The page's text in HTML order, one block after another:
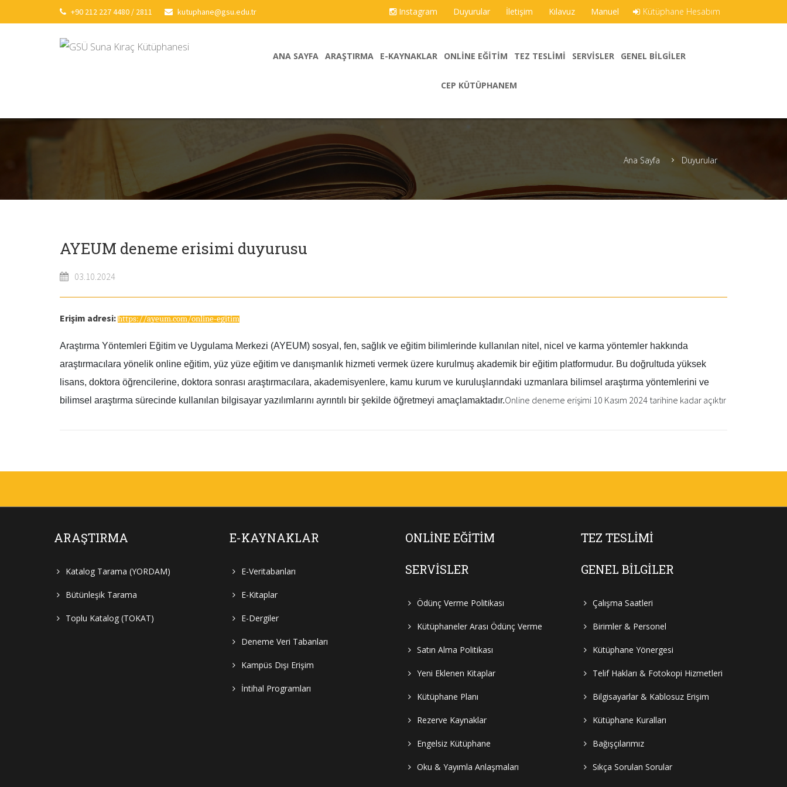
+90 212 227 4480 / 2811 kutuphane@gsu.edu.tr Kütüphane Hesabım
Instagram Duyurular İletişim Kılavuz Manuel
ANA SAYFA ARAŞTIRMA E-KAYNAKLAR ONLINE EĞITIM TEZ TESLIMI SERVISLER GENEL BILGILER
CEP KÜTÜPHANEM
Ana Sayfa Duyurular
AYEUM deneme erisimi duyurusu
03.10.2024
Erişim adresi:https://ayeum.com/online-egitim
Araştırma Yöntemleri Eğitim ve Uygulama Merkezi (AYEUM) sosyal, fen, sağlık ve eğitim bilimlerinde kullanılan nitel, nicel ve karma yöntemler hakkında
araştırmacılara yönelik online eğitim, yüz yüze eğitim ve danışmanlık hizmeti vermek üzere kurulmuş akademik bir eğitim platformudur. Bu doğrultuda yüksek
lisans, doktora öğrencilerine, doktora sonrası araştırmacılara, akademisyenlere, kamu kurum ve kuruluşlarındaki uzmanlara bilimsel araştırma yöntemlerini ve
bilimsel araştırma sürecinde kullanılan bilgisayar yazılımlarını ayrıntılı bir şekilde öğretmeyi amaçlamaktadır.Online deneme erişimi 10 Kasım 2024 tarihine kadar açıktır
ARAŞTIRMA
Katalog Tarama (YORDAM)
Bütünleşik Tarama
Toplu Katalog (TOKAT)
E-KAYNAKLAR
E-Veritabanları
E-Kitaplar
E-Dergiler
Deneme Veri Tabanları
Kampüs Dışı Erişim
İntihal Programları
ONLINE EĞITIM TEZ TESLIMI
SERVISLER
Ödünç Verme Politikası
Kütüphaneler Arası Ödünç Verme
Satın Alma Politikası
Yeni Eklenen Kitaplar
Kütüphane Planı
Rezerve Kaynaklar
Engelsiz Kütüphane
Oku & Yayımla Anlaşmaları
GENEL BILGILER
Çalışma Saatleri
Birimler & Personel
Kütüphane Yönergesi
Telif Hakları & Fotokopi Hizmetleri
Bilgisayarlar & Kablosuz Erişim
Kütüphane Kuralları
Bağışçılarımız
Sıkça Sorulan Sorular